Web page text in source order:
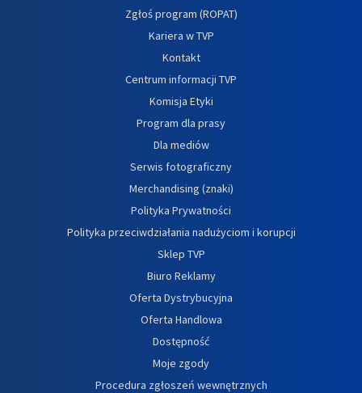
Zgłoś program (ROPAT)
Kariera w TVP
Kontakt
Centrum informacji TVP
Komisja Etyki
Program dla prasy
Dla mediów
Serwis fotograficzny
Merchandising (znaki)
Polityka Prywatności
Polityka przeciwdziałania nadużyciom i korupcji
Sklep TVP
Biuro Reklamy
Oferta Dystrybucyjna
Oferta Handlowa
Dostępność
Moje zgody
Procedura zgłoszeń wewnętrznych